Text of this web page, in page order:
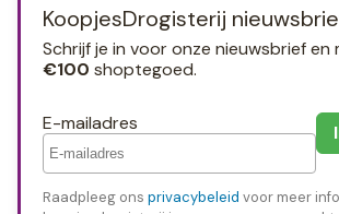
KoopjesDrogisterij
Schrijf je in voor onze nieuwsbrief en
€100 shoptegoed.
E-mailadres
Raadpleeg ons privacybeleid voor meer